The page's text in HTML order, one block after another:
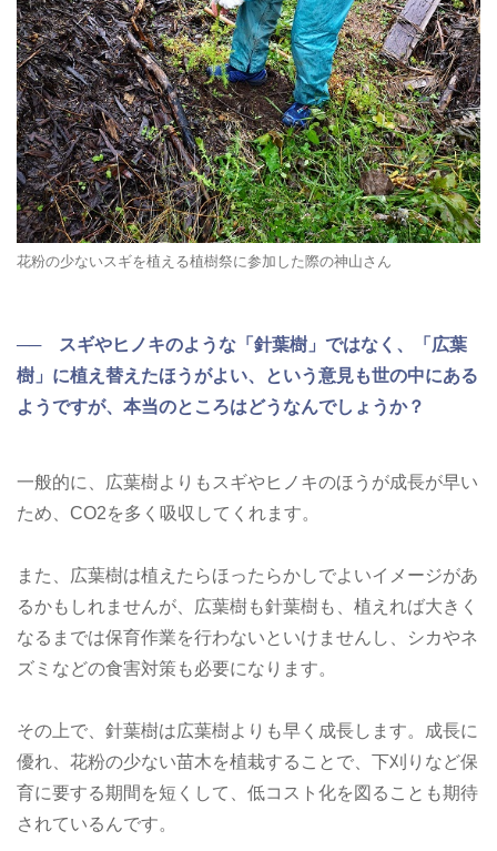
花粉の少ないスギを植える植樹祭に参加した際の神山さん
── スギやヒノキのような「針葉樹」ではなく、「広葉
樹」に植え替えたほうがよい、という意見も世の中にある
ようですが、本当のところはどうなんでしょうか？
一般的に、広葉樹よりもスギやヒノキのほうが成長が早い
ため、CO2を多く吸収してくれます。
また、広葉樹は植えたらほったらかしでよいイメージがあ
るかもしれませんが、広葉樹も針葉樹も、植えれば大きく
なるまでは保育作業を行わないといけませんし、シカやネ
ズミなどの食害対策も必要になります。
その上で、針葉樹は広葉樹よりも早く成長します。成長に
優れ、花粉の少ない苗木を植栽することで、下刈りなど保
育に要する期間を短くして、低コスト化を図ることも期待
されているんです。